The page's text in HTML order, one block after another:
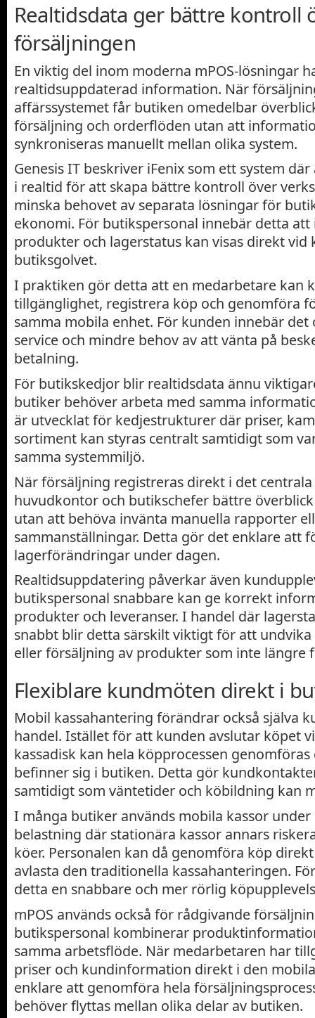
Realtidsdata ger bättre kontroll
försäljningen
En viktig del inom moderna mPOS-lösningar
realtidsuppdaterad information. När
affärssystemet får butiken omedelbar
försäljning och orderflöden utan att
synkroniseras manuellt mellan olika system.
Genesis IT beskriver iFenix som ett system
i realtid för att skapa bättre kontroll över
minska behovet av separata lösningar för
ekonomi. För butikspersonal innebär detta
produkter och lagerstatus kan visas direkt
butiksgolvet.
I praktiken gör detta att en medarbetare kan
tillgänglighet, registrera köp och genomföra
samma mobila enhet. För kunden innebär det
service och mindre behov av att vänta på
betalning.
För butikskedjor blir realtidsdata ännu
butiker behöver arbeta med samma
är utvecklat för kedjestrukturer där priser,
sortiment kan styras centralt samtidigt som
samma systemmiljö.
När försäljning registreras direkt i det
huvudkontor och butikschefer bättre
utan att behöva invänta manuella rapporter
sammanställningar. Detta gör det enklare att
lagerförändringar under dagen.
Realtidsuppdatering påverkar även
butikspersonal snabbare kan ge korrekt
produkter och leveranser. I handel där
snabbt blir detta särskilt viktigt för att
eller försäljning av produkter som inte längre
Flexiblare kundmöten direkt i
Mobil kassahantering förändrar också själva
handel. Istället för att kunden avslutar köpet
kassadisk kan hela köpprocessen
befinner sig i butiken. Detta gör
samtidigt som väntetider och köbildning kan
I många butiker används mobila kassor
belastning där stationära kassor annars
köer. Personalen kan då genomföra köp
avlasta den traditionella kassahanteringen.
detta en snabbare och mer rörlig
mPOS används också för rådgivande
butikspersonal kombinerar
samma arbetsflöde. När medarbetaren har
priser och kundinformation direkt i den
enklare att genomföra hela
behöver flyttas mellan olika delar av butiken.